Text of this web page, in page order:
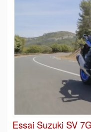
Essai Suzuki SV